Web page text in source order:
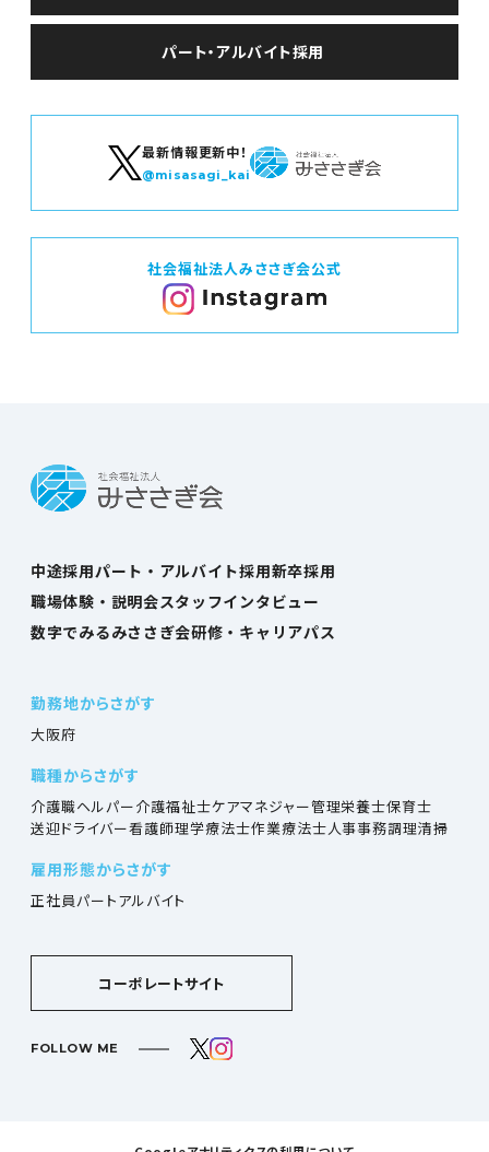
パート・アルバイト採用
最新情報更新中！
@misasagi_kai
社会福祉法人みささぎ会公式
中途採用パート・アルバイト採用新卒採用
職場体験・説明会スタッフインタビュー
数字でみるみささぎ会研修・キャリアパス
コーポレートサイト
FOLLOW ME
勤務地からさがす
大阪府
職種からさがす
介護職ヘルパー介護福祉士ケアマネジャー管理栄養士保育士
送迎ドライバー看護師理学療法士作業療法士人事事務調理清掃
雇用形態からさがす
正社員パートアルバイト